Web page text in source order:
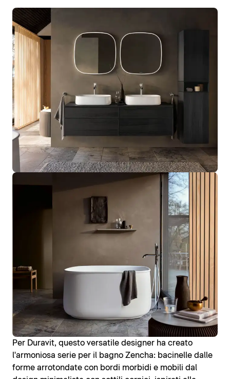
Loading...
Per Duravit, questo versatile designer ha creato
l'armoniosa serie per il bagno Zencha: bacinelle dalle
forme arrotondate con bordi morbidi e mobili dal